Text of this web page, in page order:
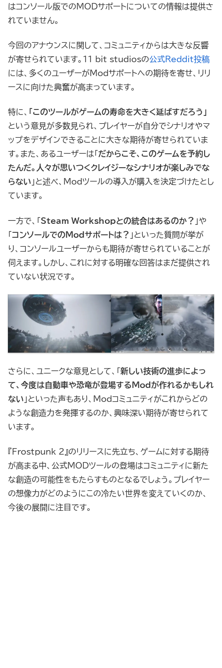
はコンソール版でのMODサポートについての情報は提供さ
れていません。
今回のアナウンスに関して、コミュニティからは大きな反響
が寄せられています。11 bit studiosの公式Reddit投稿
には、多くのユーザーがModサポートへの期待を寄せ、リリ
ースに向けた興奮が高まっています。
特に、 「このツールがゲームの寿命を大きく延ばすだろう」
という意見が多数見られ、プレイヤーが自分でシナリオやマ
ップをデザインできることに大きな期待が寄せられていま
す。また、あるユーザーは「 だからこそ、このゲームを予約し
たんだ。人々が思いつくクレイジーなシナリオが楽しみでな
らない 」と述べ、Modツールの導入が購入を決定づけたとし
ています。
一方で、「 Steam Workshopとの統合はあるのか？ 」や
コンソールでのModサポートは？ 」といった質問が挙が
り、コンソールユーザーからも期待が寄せられていることが
伺えます。しかし、これに対する明確な回答はまだ提供され
ていない状況です。
さらに、ユニークな意見として、「 新しい技術の進歩によっ
て、今度は自動車や恐竜が登場するModが作れるかもしれ
ない 」といった声もあり、Modコミュニティがこれからどの
ような創造力を発揮するのか、興味深い期待が寄せられて
います。
『Frostpunk 2』のリリースに先立ち、ゲームに対する期待
が高まる中、公式MODツールの登場はコミュニティに新た
な創造の可能性をもたらすものとなるでしょう。プレイヤー
の想像力がどのようにこの冷たい世界を変えていくのか、
今後の展開に注目です。